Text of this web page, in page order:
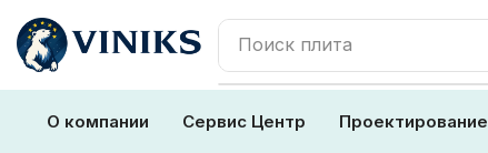
Поиск плита
О компании Сервис Центр Проектирование